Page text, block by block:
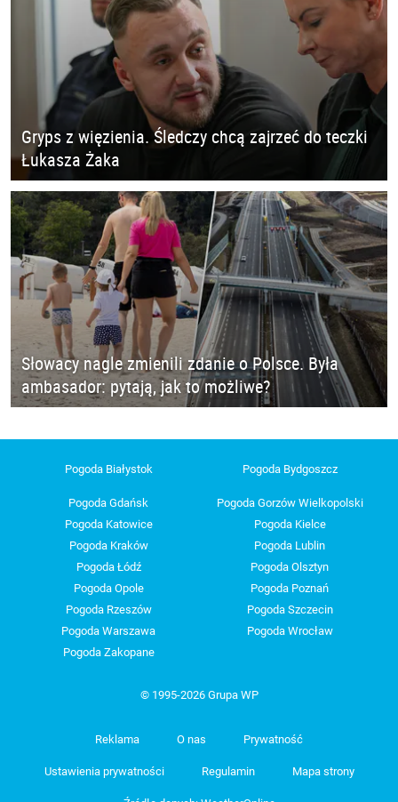
Gryps z więzienia. Śledczy chcą zajrzeć do teczki
Łukasza Żaka
Słowacy nagle zmienili zdanie o Polsce. Była
ambasador: pytają, jak to możliwe?
Pogoda Białystok Pogoda Bydgoszcz
Pogoda Gdańsk
Pogoda Gorzów Wielkopolski
Pogoda Katowice
Pogoda Kielce
Pogoda Kraków
Pogoda Lublin
Pogoda Łódź
Pogoda Olsztyn
Pogoda Opole
Pogoda Poznań
Pogoda Rzeszów
Pogoda Szczecin
Pogoda Warszawa
Pogoda Wrocław
Pogoda Zakopane
© 1995-2026 Grupa WP
Reklama O nas Prywatność
Ustawienia prywatności Regulamin Mapa strony